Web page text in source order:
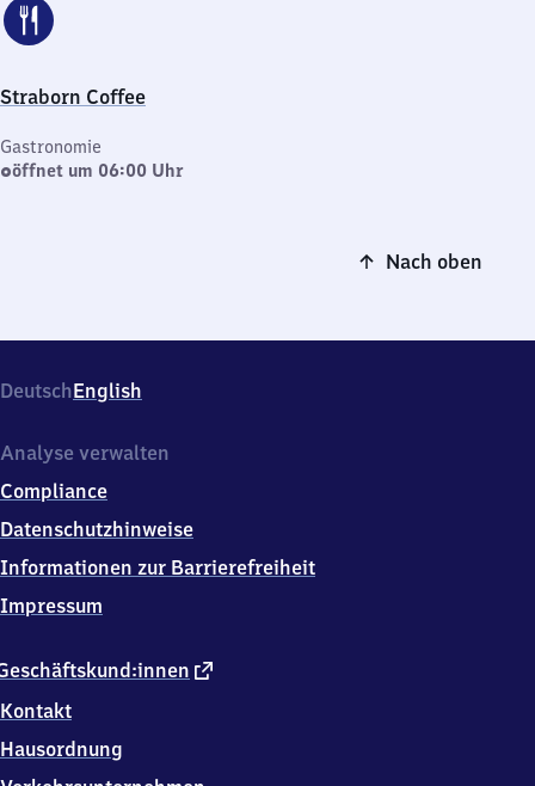
Straborn Coffee
Gastronomie
öffnet um 06:00 Uhr
Nach oben
DeutschEnglish
externer
Kontakt
Hausordnung
Analyse verwalten
Compliance
Datenschutzhinweise
Informationen zur Barrierefreiheit
Impressum